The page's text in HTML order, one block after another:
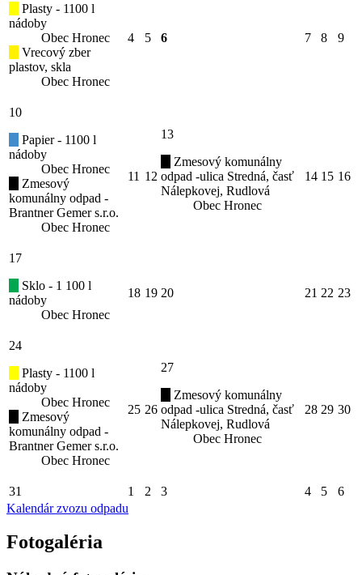
Plasty - 1100 l
nádoby
Obec Hronec
Vrecový zber
plastov, skla
Obec Hronec
4 5 6 7 8 9
10
Papier - 1100 l
nádoby
Obec Hronec
Zmesový
komunálny odpad -
Brantner Gemer s.r.o.
Obec Hronec
11 12
13
Zmesový komunálny
odpad -ulica Stredná, časť
Nálepkovej, Rudlová
Obec Hronec
14 15 16
17
Sklo - 1 100 l
nádoby
Obec Hronec
18 19 20 21 22 23
24
Plasty - 1100 l
nádoby
Obec Hronec
Zmesový
komunálny odpad -
Brantner Gemer s.r.o.
Obec Hronec
25 26
27
Zmesový komunálny
odpad -ulica Stredná, časť
Nálepkovej, Rudlová
Obec Hronec
28 29 30
31 1 2 3 4 5
6
Kalendár zvozu odpadu
Fotogaléria